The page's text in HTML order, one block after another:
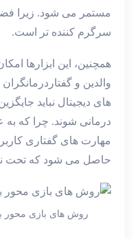
مستمر می ‌شود. زیرا
سرگرم ‌کننده ‌تر است.
همچنین، این ابزارها
والدین و
‌های دیجیتال نباید
درمانی شوند. چرا که
مهارت‌ های گفتاری
حاصل می ‌شود که تحت
روش های بازی محور